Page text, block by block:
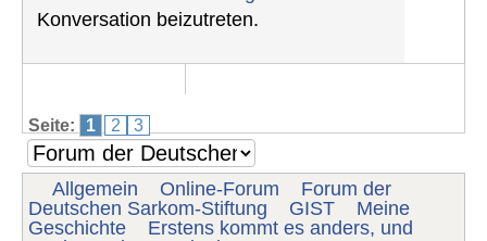
Konversation beizutreten.
Seite: 1 2 3
Allgemein Online-Forum
Forum der
Deutschen Sarkom-Stiftung
GIST
Meine
Geschichte
Erstens kommt es anders, und